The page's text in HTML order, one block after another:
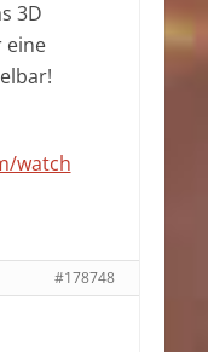
3D
eine
watch
#178748